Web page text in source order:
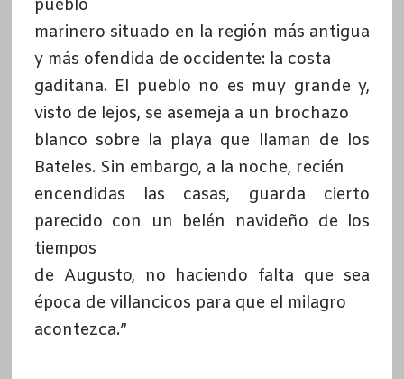
pueblo
marinero situado en la región más antigua
y más ofendida de occidente: la costa
gaditana. El pueblo no es muy grande y,
visto de lejos, se asemeja a un brochazo
blanco sobre la playa que llaman de los
Bateles. Sin embargo, a la noche, recién
encendidas las casas, guarda cierto
parecido con un belén navideño de los
tiempos
de Augusto, no haciendo falta que sea
época de villancicos para que el milagro
acontezca.”